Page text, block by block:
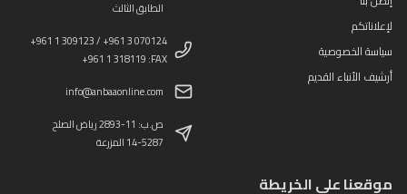
لإعلاناتكم
سياسة الخصوصية
أرشيف الأنباء القديم
الطابق الثالث
+961 1 309123 / +961 3 070124
+961 1 318119 :FAX
info@anbaaonline.com
ص.ب: 11-2893 رياض الصلح
14-5287 المزرعة
موقعنا على الخريطة